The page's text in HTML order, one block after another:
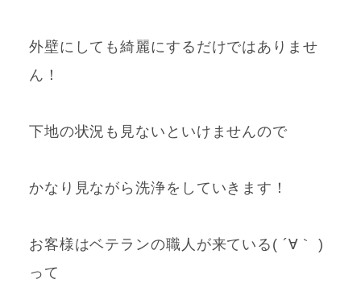
外壁にしても綺麗にするだけではありませ
ん！
下地の状況も見ないといけませんので
かなり見ながら洗浄をしていきます！
お客様はベテランの職人が来ている( ´∀｀ )
って